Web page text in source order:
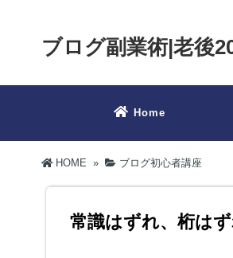
ブログ副業術|老後
Home
HOME » ブログ初心者講座
常識はずれ、桁は